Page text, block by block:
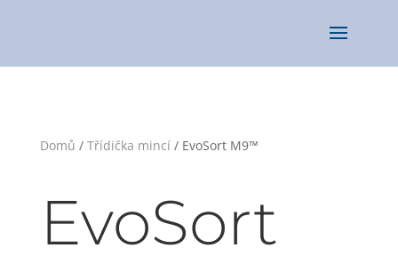
Domů / Třídička mincí/ EvoSort M9™
EvoSort